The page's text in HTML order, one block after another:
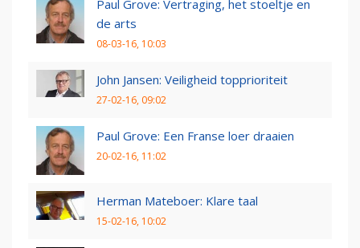
Paul Grove: Vertraging, het stoeltje en
de arts
08-03-16, 10:03
John Jansen: Veiligheid topprioriteit
27-02-16, 09:02
Paul Grove: Een Franse loer draaien
20-02-16, 11:02
Herman Mateboer: Klare taal
15-02-16, 10:02